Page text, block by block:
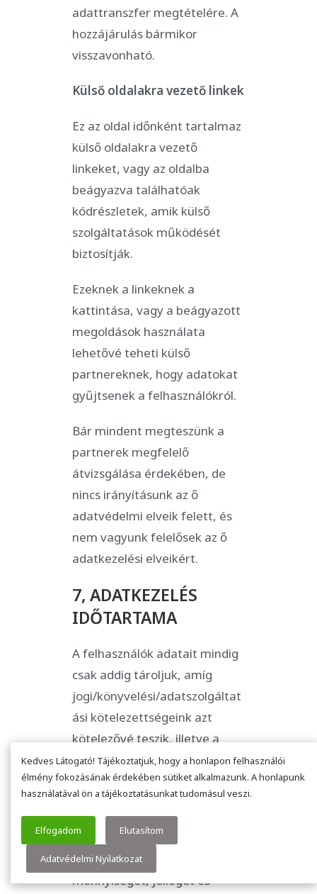
adattranszfer megtételére. A
hozzájárulás bármikor
visszavonható.
Külső oldalakra vezető linkek
Ez az oldal időnként tartalmaz
külső oldalakra vezető
linkeket, vagy az oldalba
beágyazva találhatóak
kódrészletek, amik külső
szolgáltatások működését
biztosítják.
Ezeknek a linkeknek a
kattintása, vagy a beágyazott
megoldások használata
lehetővé teheti külső
partnereknek, hogy adatokat
gyűjtsenek a felhasználókról.
Bár mindent megteszünk a
partnerek megfelelő
átvizsgálása érdekében, de
nincs irányításunk az ő
adatvédelmi elveik felett, és
nem vagyunk felelősek az ő
adatkezelési elveikért.
7, ADATKEZELÉS
IDŐTARTAMA
A felhasználók adatait mindig
csak addig tároljuk, amíg
jogi/könyvelési/adatszolgáltat
ási kötelezettségeink azt
kötelezővé teszik, illetve a
szolgáltatás működtetéséhez
szükséges.
Amikor a tárolás
időtartamáról döntünk,
figyelembe vesszük az adatok
mennyiségét, jellegét és
Kedves Látogató! Tájékoztatjuk, hogy a honlapon felhasználói
élmény fokozásának érdekében sütiket alkalmazunk. A honlapunk
használatával ön a tájékoztatásunkat tudomásul veszi.
Elfogadom Elutasítom
Adatvédelmi Nyilatkozat